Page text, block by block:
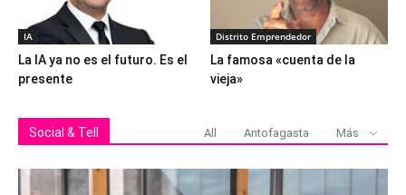
IA
La IA ya no es el futuro. Es el
presente
Distrito Emprendedor
La famosa «cuenta de la
vieja»
Social & Tell All Antofagasta Más